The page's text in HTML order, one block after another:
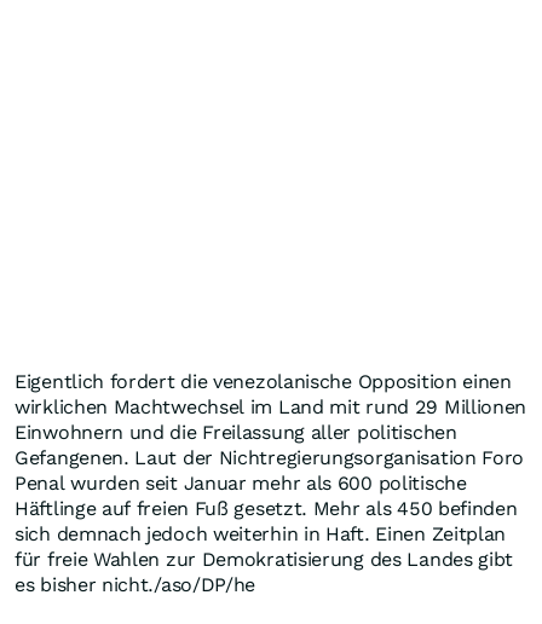
Eigentlich fordert die venezolanische Opposition einen
wirklichen Machtwechsel im Land mit rund 29 Millionen
Einwohnern und die Freilassung aller politischen
Gefangenen. Laut der Nichtregierungsorganisation Foro
Penal wurden seit Januar mehr als 600 politische
Häftlinge auf freien Fuß gesetzt. Mehr als 450 befinden
sich demnach jedoch weiterhin in Haft. Einen Zeitplan
für freie Wahlen zur Demokratisierung des Landes gibt
es bisher nicht./aso/DP/he